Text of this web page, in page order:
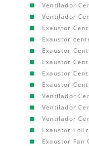
Ventilador
Ventilador
Exaustor
Exaustor
Exaustor
Exaustor
Exaustor
Exaustor
Ventilador
Ventilador
Ventilador
Exaustor
Exaustor Fan